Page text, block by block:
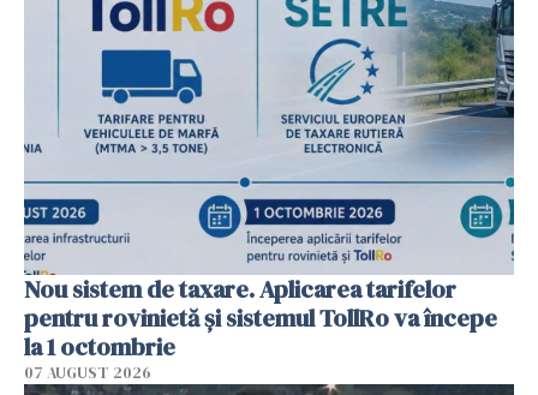
Nou sistem de taxare. Aplicarea tarifelor
pentru rovinietă şi sistemul TollRo va începe
la 1 octombrie
07 AUGUST 2026